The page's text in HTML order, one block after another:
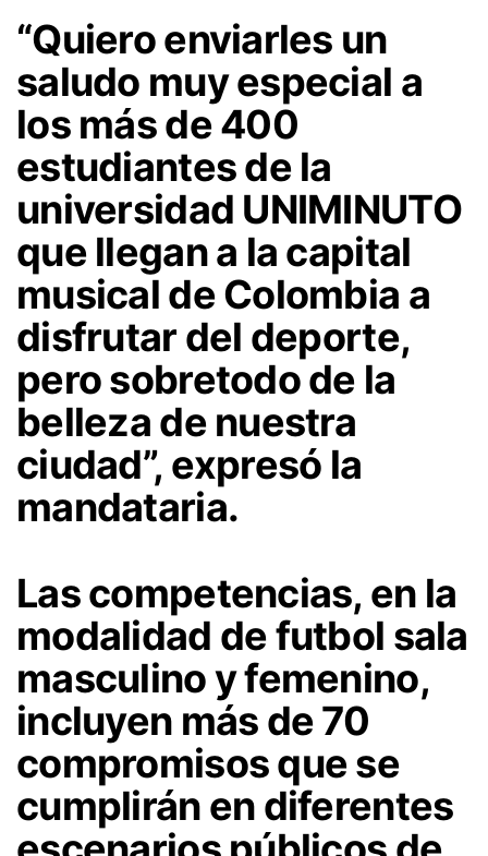
“Quiero enviarles un
saludo muy especial a
los más de 400
estudiantes de la
universidad UNIMINUTO
que llegan a la capital
musical de Colombia a
disfrutar del deporte,
pero sobretodo de la
belleza de nuestra
ciudad”, expresó la
mandataria.
Las competencias, en la
modalidad de futbol sala
masculino y femenino,
incluyen más de 70
compromisos que se
cumplirán en diferentes